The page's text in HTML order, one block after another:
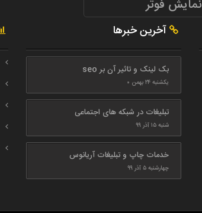
نمایش فوتر
آخرین خبرها
بک لینک و تاثیر آن بر seo
یکشنبه ۲۴ بهمن ۰
تبلیغات در شبکه های اجتماعی
شنبه ۱۵ آذر ۹۹
خدمات چاپ و تبلیغات آریانوس
چهارشنبه ۵ آذر ۹۹